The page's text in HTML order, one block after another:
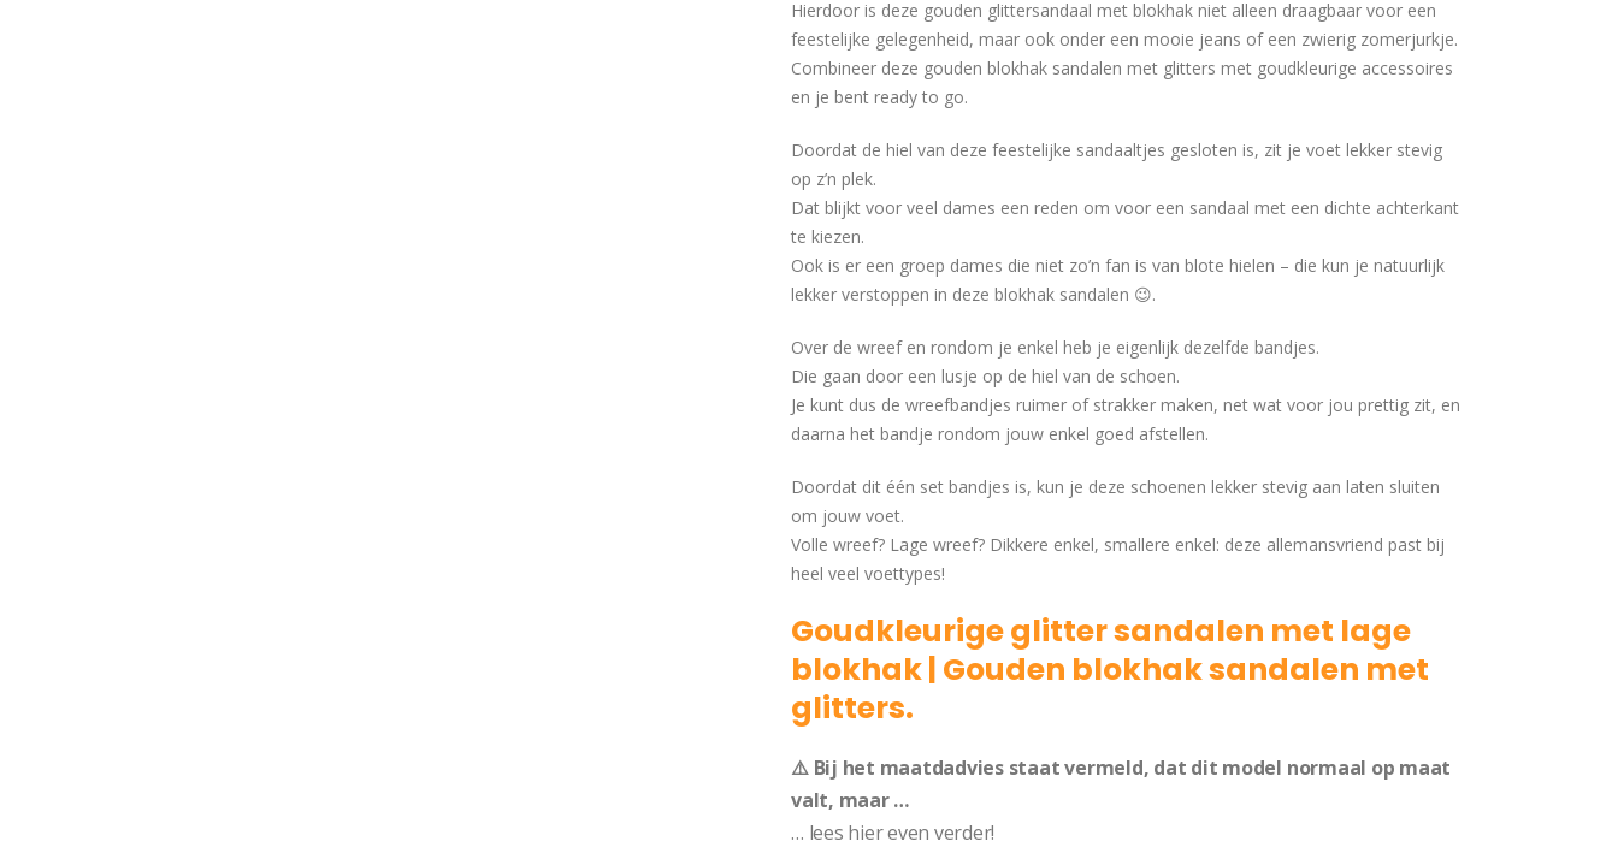
Hierdoor is deze gouden glittersandaal met blokhak niet alleen draagbaar voor een
feestelijke gelegenheid, maar ook onder een mooie jeans of een zwierig zomerjurkje.
Combineer deze gouden blokhak sandalen met glitters met goudkleurige accessoires
en je bent ready to go.
Doordat de hiel van deze feestelijke sandaaltjes gesloten is, zit je voet lekker stevig
op z’n plek.
Dat blijkt voor veel dames een reden om voor een sandaal met een dichte achterkant
te kiezen.
Ook is er een groep dames die niet zo’n fan is van blote hielen – die kun je natuurlijk
lekker verstoppen in deze blokhak sandalen 😉.
Over de wreef en rondom je enkel heb je eigenlijk dezelfde bandjes.
Die gaan door een lusje op de hiel van de schoen.
Je kunt dus de wreefbandjes ruimer of strakker maken, net wat voor jou prettig zit, en
daarna het bandje rondom jouw enkel goed afstellen.
Doordat dit één set bandjes is, kun je deze schoenen lekker stevig aan laten sluiten
om jouw voet.
Volle wreef? Lage wreef? Dikkere enkel, smallere enkel: deze allemansvriend past bij
heel veel voettypes!
Goudkleurige glitter sandalen met lage
blokhak | Gouden blokhak sandalen met
glitters.
⚠️ Bij het maatdadvies staat vermeld, dat dit model normaal op maat
valt, maar …
… lees hier even verder!